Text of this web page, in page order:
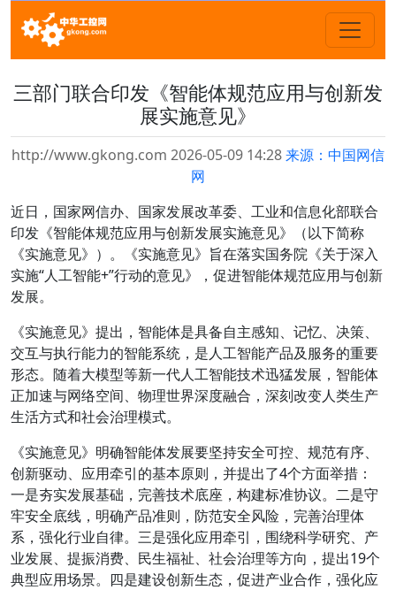
三部门联合印发《智能体规范应用与创新发
展实施意见》
http://www.gkong.com 2026-05-09 14:28来源：中国网信
网
近日，国家网信办、国家发展改革委、工业和信息化部联合
印发《智能体规范应用与创新发展实施意见》（以下简称
《实施意见》）。《实施意见》旨在落实国务院《关于深入
实施“人工智能+”行动的意见》，促进智能体规范应用与创新
发展。
《实施意见》提出，智能体是具备自主感知、记忆、决策、
交互与执行能力的智能系统，是人工智能产品及服务的重要
形态。随着大模型等新一代人工智能技术迅猛发展，智能体
正加速与网络空间、物理世界深度融合，深刻改变人类生产
生活方式和社会治理模式。
《实施意见》明确智能体发展要坚持安全可控、规范有序、
创新驱动、应用牵引的基本原则，并提出了4个方面举措：
一是夯实发展基础，完善技术底座，构建标准协议。二是守
牢安全底线，明确产品准则，防范安全风险，完善治理体
系，强化行业自律。三是强化应用牵引，围绕科学研究、产
业发展、提振消费、民生福祉、社会治理等方向，提出19个
典型应用场景。四是建设创新生态，促进产业合作，强化应